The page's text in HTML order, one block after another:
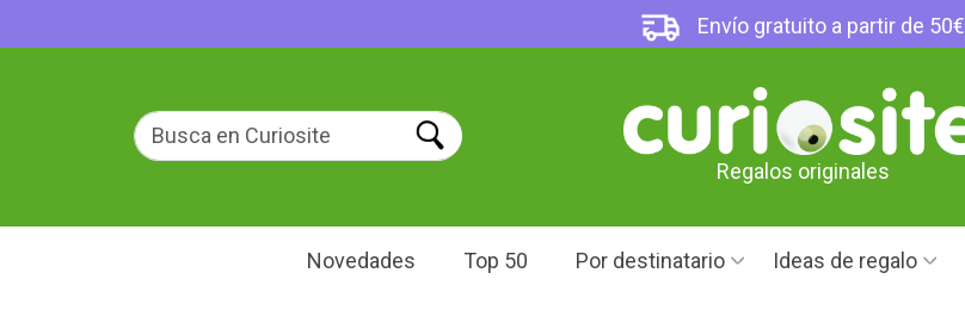
Envío gratuito a partir de 50€
Regalos originales
Novedades Top 50 Por destinatario Ideas de regalo